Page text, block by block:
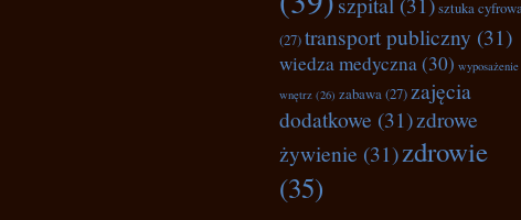
sztuka
(27)transport publiczny (31)
wiedza medyczna(30) wyposażenie
wnętrz (26) zabawa(27) zajęcia
dodatkowe (31)zdrowe
żywienie (31)zdrowie
(35)